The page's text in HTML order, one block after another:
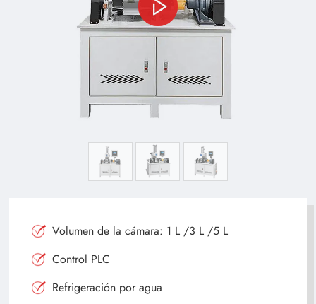
Volumen de la cámara: 1 L /3 L /5 L
Control PLC
Refrigeración por agua